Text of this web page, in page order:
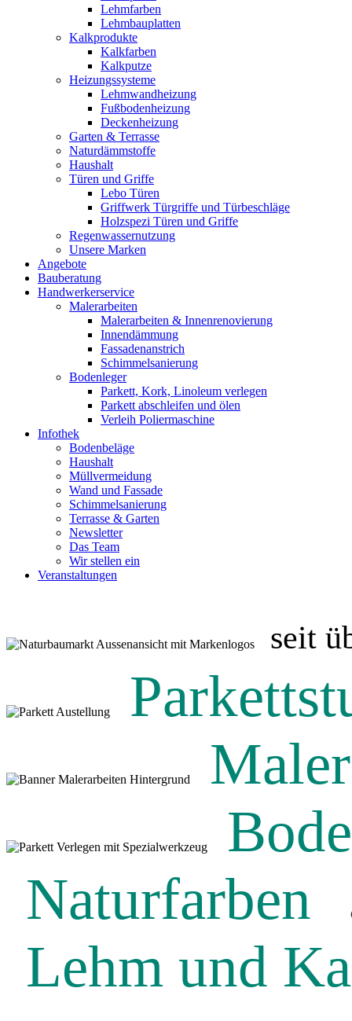
Lehmfarben
Lehmbauplatten
Kalkprodukte
Kalkfarben
Kalkputze
Heizungssysteme
Lehmwandheizung
Fußbodenheizung
Deckenheizung
Garten & Terrasse
Naturdämmstoffe
Haushalt
Türen und Griffe
Lebo Türen
Griffwerk Türgriffe und Türbeschläge
Holzspezi Türen und Griffe
Regenwassernutzung
Unsere Marken
Angebote
Bauberatung
Handwerkerservice
Malerarbeiten
Malerarbeiten & Innenrenovierung
Innendämmung
Fassadenanstrich
Schimmelsanierung
Bodenleger
Parkett, Kork, Linoleum verlegen
Parkett abschleifen und ölen
Verleih Poliermaschine
Infothek
Bodenbeläge
Haushalt
Müllvermeidung
Wand und Fassade
Schimmelsanierung
Terrasse & Garten
Newsletter
Das Team
Wir stellen ein
Veranstaltungen
seit
Naturfarben
Lehm und